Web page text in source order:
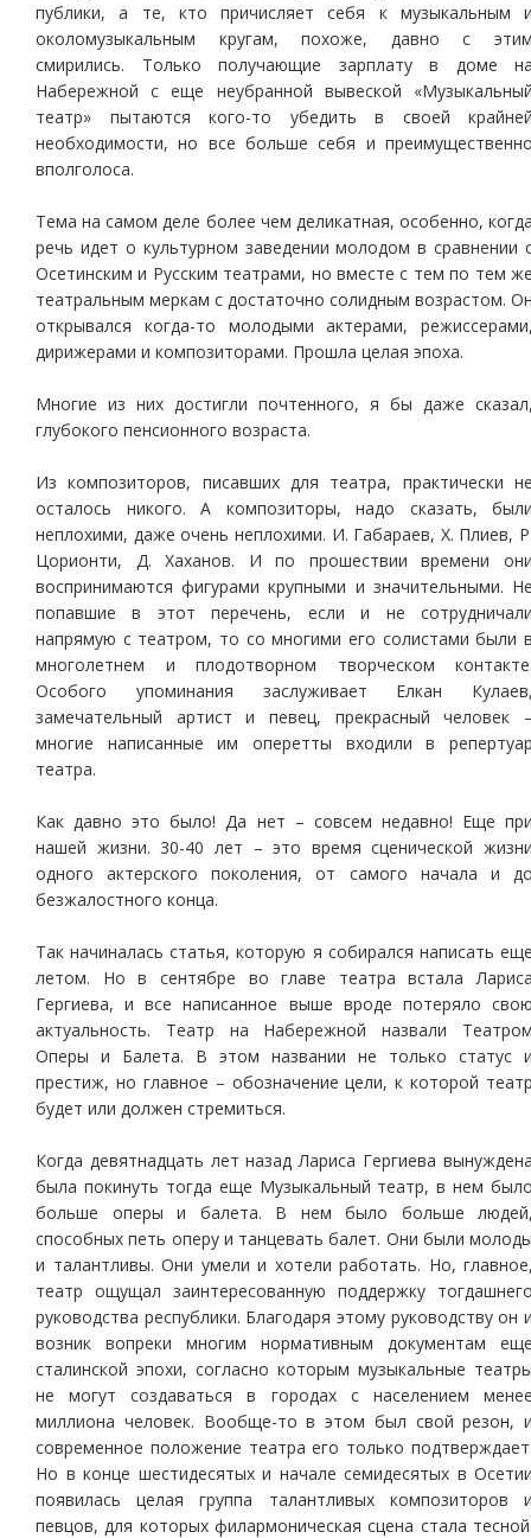
публики, а те, кто причисляет себя к музыкальным
околомузыкальным кругам, похоже, давно с
смирились. Только получающие зарплату в доме
Набережной с еще неубранной вывеской
театр» пытаются кого-то убедить в своей
необходимости, но все больше себя и
вполголоса.
Тема на самом деле более чем деликатная, особенно,
речь идет о культурном заведении молодом в сравнении
Осетинским и Русским театрами, но вместе с тем по тем
театральным меркам с достаточно солидным возрастом.
открывался когда-то молодыми актерами,
дирижерами и композиторами. Прошла целая эпоха.
Многие из них достигли почтенного, я бы даже
глубокого пенсионного возраста.
Из композиторов, писавших для театра, практически
осталось никого. А композиторы, надо сказать,
неплохими, даже очень неплохими. И. Габараев, Х. Плиев,
Цорионти, Д. Хаханов. И по прошествии времени
воспринимаются фигурами крупными и значительными.
попавшие в этот перечень, если и не
напрямую с театром, то со многими его солистами были
многолетнем и плодотворном творческом
Особого упоминания заслуживает Елкан
замечательный артист и певец, прекрасный человек
многие написанные им оперетты входили в
театра.
Как давно это было! Да нет – совсем недавно! Еще
нашей жизни. 30-40 лет – это время сценической
одного актерского поколения, от самого начала и
безжалостного конца.
Так начиналась статья, которую я собирался написать
летом. Но в сентябре во главе театра встала
Гергиева, и все написанное выше вроде потеряло
актуальность. Театр на Набережной назвали
Оперы и Балета. В этом названии не только статус
престиж, но главное – обозначение цели, к которой
будет или должен стремиться.
Когда девятнадцать лет назад Лариса Гергиева
была покинуть тогда еще Музыкальный театр, в нем
больше оперы и балета. В нем было больше
способных петь оперу и танцевать балет. Они были
и талантливы. Они умели и хотели работать. Но,
театр ощущал заинтересованную поддержку
руководства республики. Благодаря этому руководству он
возник вопреки многим нормативным документам
сталинской эпохи, согласно которым музыкальные
не могут создаваться в городах с населением
миллиона человек. Вообще-то в этом был свой резон,
современное положение театра его только
Но в конце шестидесятых и начале семидесятых в
появилась целая группа талантливых композиторов
певцов, для которых филармоническая сцена стала